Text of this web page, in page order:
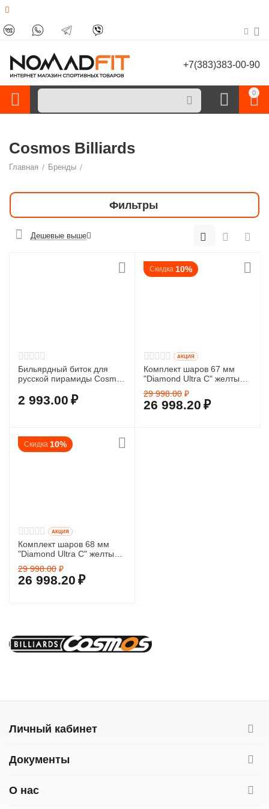
+7(383)383-00-90
0
Cosmos Billiards
Главная / Бренды /
Фильтры
Дешевые выше
Бильярдный биток для
русской пирамиды Cosmos
67 мм (желтый)
2 993.00 ₽
Скидка 10%
AКЦИЯ
Комплект шаров 67 мм
"Diamond Ultra C" желтый
29 998.00 ₽
26 998.20 ₽
Скидка 10%
AКЦИЯ
Комплект шаров 68 мм
"Diamond Ultra C" желтый
29 998.00 ₽
26 998.20 ₽
Личный кабинет
Документы
О нас